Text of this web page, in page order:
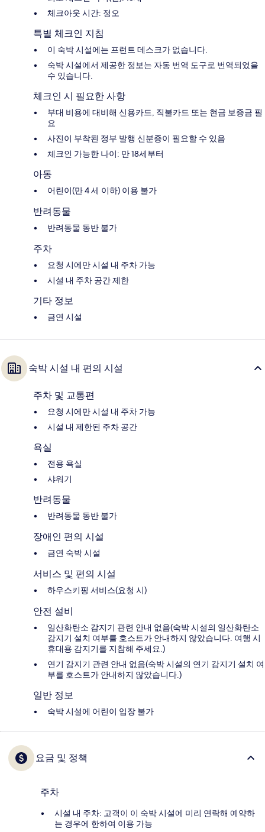
체크아웃 시간: 정오
특별 체크인 지침
이 숙박 시설에는 프런트 데스크가 없습니다.
숙박 시설에서 제공한 정보는 자동 번역 도구로 번역되었을
수 있습니다.
체크인 시 필요한 사항
부대 비용에 대비해 신용카드, 직불카드 또는 현금 보증금 필
요
사진이 부착된 정부 발행 신분증이 필요할 수 있음
체크인 가능한 나이: 만 18세부터
아동
어린이(만 4 세 이하) 이용 불가
반려동물
반려동물 동반 불가
주차
요청 시에만 시설 내 주차 가능
시설 내 주차 공간 제한
기타 정보
금연 시설
숙박 시설 내 편의 시설
주차 및 교통편
요청 시에만 시설 내 주차 가능
시설 내 제한된 주차 공간
욕실
전용 욕실
샤워기
반려동물
반려동물 동반 불가
장애인 편의 시설
금연 숙박 시설
서비스 및 편의 시설
하우스키핑 서비스(요청 시)
안전 설비
일산화탄소 감지기 관련 안내 없음(숙박 시설의 일산화탄소
감지기 설치 여부를 호스트가 안내하지 않았습니다. 여행 시
휴대용 감지기를 지참해 주세요.)
연기 감지기 관련 안내 없음(숙박 시설의 연기 감지기 설치 여
부를 호스트가 안내하지 않았습니다.)
일반 정보
숙박 시설에 어린이 입장 불가
요금 및 정책
주차
시설 내 주차: 고객이 이 숙박 시설에 미리 연락해 예약하
는 경우에 한하여 이용 가능